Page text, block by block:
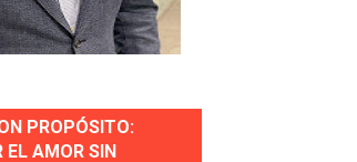
y ser garante de los derechos de
Impulsar el Desarrollo de Santo
PROPÓSITO:
EL AMOR SIN